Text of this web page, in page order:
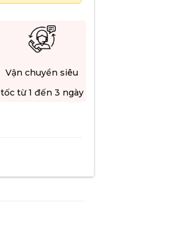
Vận chuyển siêu
tốc từ 1 đến 3 ngày